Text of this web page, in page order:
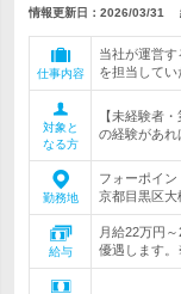
情報更新日：2026/03/31
仕事内容
当社が運営
を担当してい
対象と
なる方
【未経験者
の経験があれ
勤務地
フォーポイ
京都目黒区
給与
月給22万円
優遇します。